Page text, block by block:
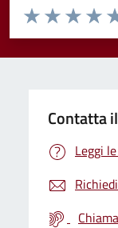
Valuta da 1 a 5 stelle
Valuta 3
Valuta 2
Valuta 1 stelle su
Contatta
Leggi